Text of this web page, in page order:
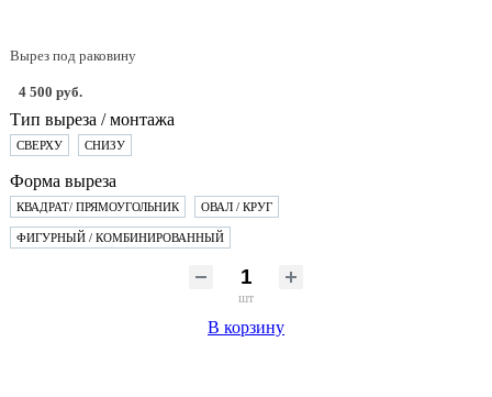
Вырез под раковину
4 500 руб.
Тип выреза / монтажа
СВЕРХУ СНИЗУ
Форма выреза
КВАДРАТ/ ПРЯМОУГОЛЬНИК ОВАЛ / КРУГ
ФИГУРНЫЙ / КОМБИНИРОВАННЫЙ
шт
В корзину